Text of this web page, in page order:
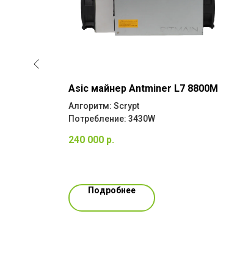
Asic майнер Antminer L7 8800M
Алгоритм: Scrypt
Потребление: 3430W
240 000 р.
Подробнее